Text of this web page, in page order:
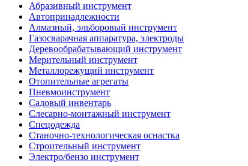
Абразивный инструмент
Автопринадлежности
Алмазный, эльборовый инструмент
Газосварачная аппаратура, электроды
Деревообрабатывающий инструмент
Мерительный инструмент
Металлорежущий инструмент
Отопительные агрегаты
Пневмоинструмент
Садовый инвентарь
Слесарно-монтажный инструмент
Спецодежда
Станочно-технологическая оснастка
Строительный инструмент
Электро/бензо инструмент